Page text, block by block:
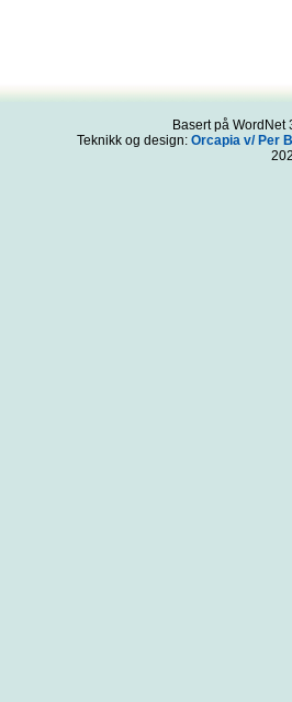
Basert på
Teknikk og design: Orcapia v/ Per